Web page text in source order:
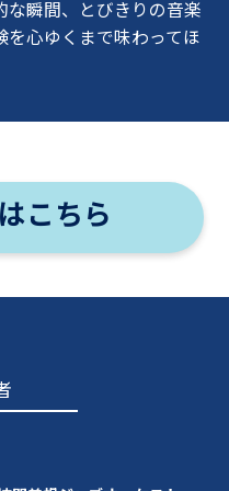
な瞬間、とびきりの音楽
心ゆくまで味わってほ
こちら